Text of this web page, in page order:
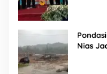
Nias